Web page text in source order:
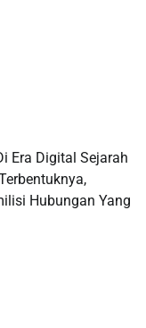
Era Digital Sejarah
Hubungan Yang